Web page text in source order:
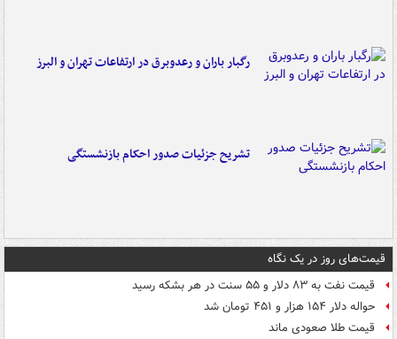
رگبار باران و رعدوبرق در ارتفاعات تهران و البرز
تشریح جزئیات صدور احکام بازنشستگی
قیمت‌های روز در یک نگاه
قیمت نفت به ۸۳ دلار و ۵۵ سنت در هر بشکه رسید
حواله دلار ۱۵۴ هزار و ۴۵۱ تومان شد
قیمت طلا صعودی ماند